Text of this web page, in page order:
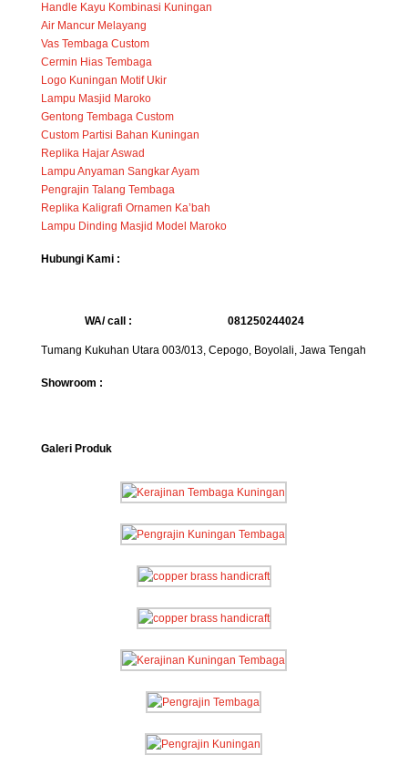
Handle Kayu Kombinasi Kuningan
Air Mancur Melayang
Vas Tembaga Custom
Cermin Hias Tembaga
Logo Kuningan Motif Ukir
Lampu Masjid Maroko
Gentong Tembaga Custom
Custom Partisi Bahan Kuningan
Replika Hajar Aswad
Lampu Anyaman Sangkar Ayam
Pengrajin Talang Tembaga
Replika Kaligrafi Ornamen Ka’bah
Lampu Dinding Masjid Model Maroko
Hubungi Kami :
WA/ call : 081250244024
Tumang Kukuhan Utara 003/013, Cepogo, Boyolali, Jawa Tengah
Showroom :
Galeri Produk